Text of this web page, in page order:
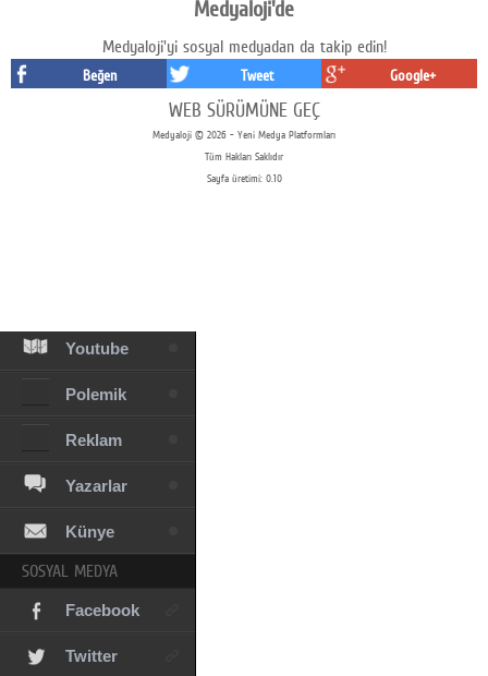
Televizyon
Youtube
Polemik
Reklam
Yazarlar
Künye
SOSYAL MEDYA
Facebook
Twitter
Medyaloji'de
Medyaloji'yi sosyal medyadan da takip edin!
Beğen Tweet Google+
WEB SÜRÜMÜNE GEÇ
Medyaloji © 2026 - Yeni Medya Platformları
Tüm Hakları Saklıdır
Sayfa üretimi: 0.10